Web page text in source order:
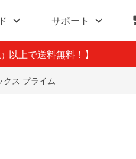
サポート
以上で送料無料！】
ス プライム